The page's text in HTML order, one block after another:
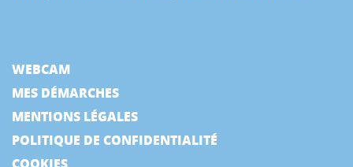
WEBCAM
MES DÉMARCHES
MENTIONS LÉGALES
POLITIQUE DE CONFIDENTIALITÉ